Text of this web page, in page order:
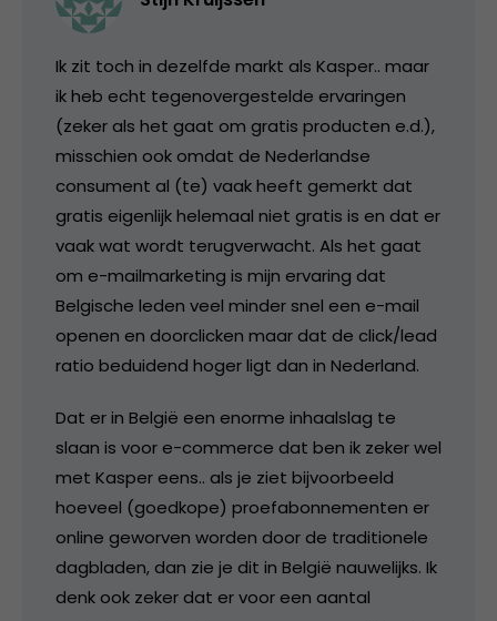
Ik zit toch in dezelfde markt als Kasper.. maar
ik heb echt tegenovergestelde ervaringen
(zeker als het gaat om gratis producten e.d.),
misschien ook omdat de Nederlandse
consument al (te) vaak heeft gemerkt dat
gratis eigenlijk helemaal niet gratis is en dat er
vaak wat wordt terugverwacht. Als het gaat
om e-mailmarketing is mijn ervaring dat
Belgische leden veel minder snel een e-mail
openen en doorclicken maar dat de click/lead
ratio beduidend hoger ligt dan in Nederland.
Dat er in België een enorme inhaalslag te
slaan is voor e-commerce dat ben ik zeker wel
met Kasper eens.. als je ziet bijvoorbeeld
hoeveel (goedkope) proefabonnementen er
online geworven worden door de traditionele
dagbladen, dan zie je dit in België nauwelijks. Ik
denk ook zeker dat er voor een aantal